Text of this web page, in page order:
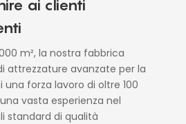
ai clienti
m², la nostra fabbrica
attrezzature avanzate per la
forza lavoro di oltre 100
vasta esperienza nel
standard di qualità